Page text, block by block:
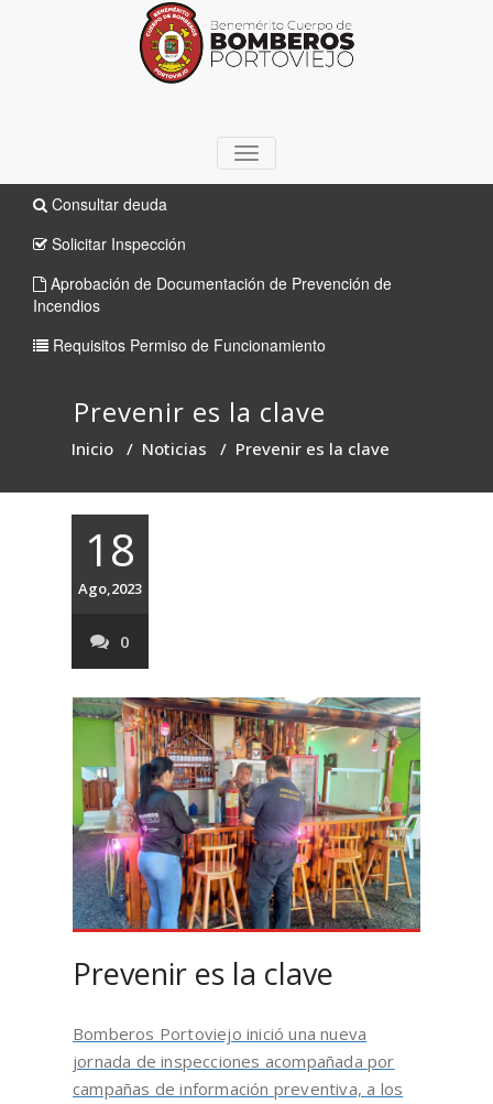
TOGGLE
NAVIGATION
Consultar deuda
Solicitar Inspección
Aprobación de Documentación de Prevención de
Incendios
Requisitos Permiso de Funcionamiento
Prevenir es la clave
Inicio / Noticias / Prevenir es la clave
18
Ago,2023
0
Prevenir es la clave
Bomberos Portoviejo inició una nueva
jornada de inspecciones acompañada por
campañas de información preventiva, a los